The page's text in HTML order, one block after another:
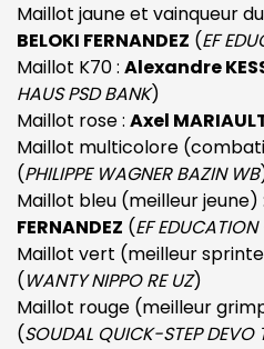
Maillot jaune et vainqueur
BELOKI FERNANDEZ (EF
Maillot K70 : Alexandre
HAUS PSD BANK)
Maillot rose : Axel
Maillot multicolore
(PHILIPPE WAGNER BAZIN WB
Maillot bleu (meilleur jeune) :
FERNANDEZ (EF
Maillot vert (meilleur
(WANTY NIPPO RE UZ)
Maillot rouge (meilleur
(SOUDAL QUICK-STEP DEVO